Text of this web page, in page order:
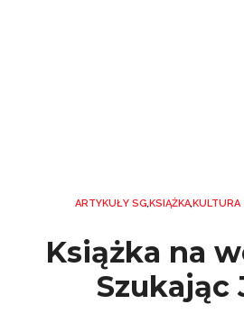
ARTYKUŁY SG,KSIĄŻKA,KULTURA
Książka na
Szukając